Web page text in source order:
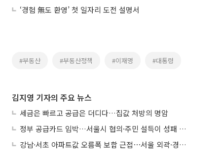
‘경험 無도 환영’ 첫 일자리 도전 설명서
#부동산 #부동산정책 #이재명 #대통령
김지영 기자의 주요 뉴스
세금은 빠르고 공급은 더디다…집값 처방의 명암
정부 공급카드 임박…서울시 협의·주민 설득이 성패 가른다
강남·서초 아파트값 오름폭 보합 근접⋯서울 외곽·경기 남부 중심 매수세